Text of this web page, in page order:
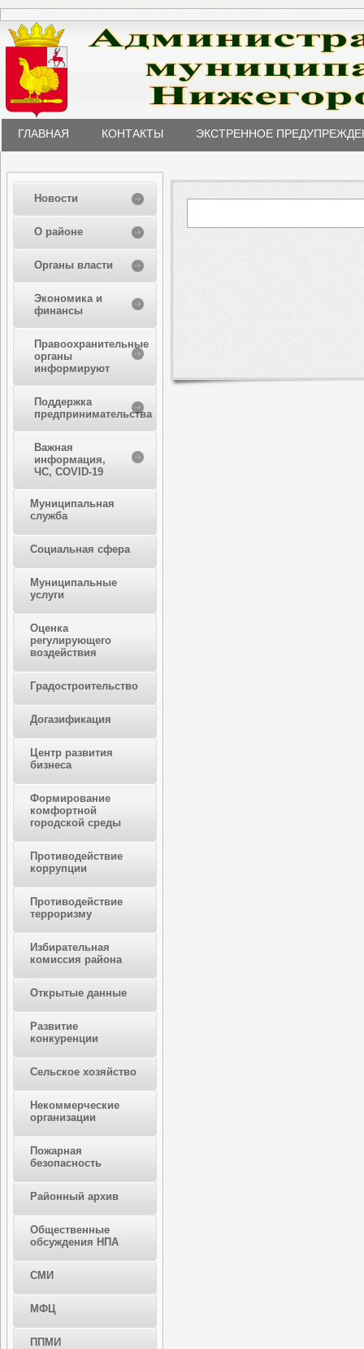
ГЛАВНАЯ КОНТАКТЫ ЭКСТРЕННОЕ
Новости
О районе
Органы власти
Экономика и
финансы
Правоохранительные
органы
информируют
Поддержка
предпринимательства
Важная
информация,
ЧС, COVID-19
Муниципальная
служба
Социальная сфера
Муниципальные
услуги
Оценка
регулирующего
воздействия
Градостроительство
Догазификация
Центр развития
бизнеса
Формирование
комфортной
городской среды
Противодействие
коррупции
Противодействие
терроризму
Избирательная
комиссия района
Открытые данные
Развитие
конкуренции
Сельское хозяйство
Некоммерческие
организации
Пожарная
безопасность
Районный архив
Общественные
обсуждения НПА
СМИ
МФЦ
ППМИ